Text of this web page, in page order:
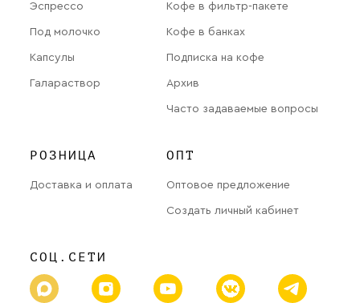
Эспрессо
Под молочко
Капсулы
Галараствор
Кофе в фильтр-пакете
Кофе в банках
Подписка на кофе
Архив
Часто задаваемые вопросы
РОЗНИЦА
Доставка и оплата
ОПТ
Оптовое предложение
Создать личный кабинет
СОЦ.СЕТИ